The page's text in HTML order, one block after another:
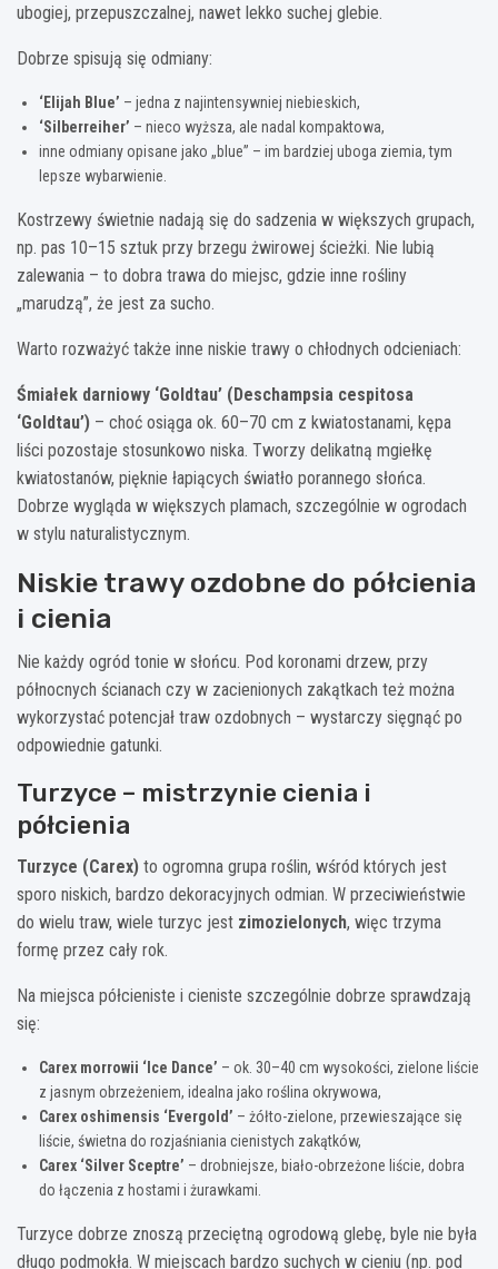
ubogiej, przepuszczalnej, nawet lekko suchej glebie.
Dobrze spisują się odmiany:
‘Elijah Blue’ – jedna z najintensywniej niebieskich,
‘Silberreiher’ – nieco wyższa, ale nadal kompaktowa,
inne odmiany opisane jako „blue” – im bardziej uboga ziemia, tym
lepsze wybarwienie.
Kostrzewy świetnie nadają się do sadzenia w większych grupach,
np. pas 10–15 sztuk przy brzegu żwirowej ścieżki. Nie lubią
zalewania – to dobra trawa do miejsc, gdzie inne rośliny
„marudzą”, że jest za sucho.
Warto rozważyć także inne niskie trawy o chłodnych odcieniach:
Śmiałek darniowy ‘Goldtau’ (Deschampsia cespitosa
‘Goldtau’) – choć osiąga ok. 60–70 cm z kwiatostanami, kępa
liści pozostaje stosunkowo niska. Tworzy delikatną mgiełkę
kwiatostanów, pięknie łapiących światło porannego słońca.
Dobrze wygląda w większych plamach, szczególnie w ogrodach
w stylu naturalistycznym.
Niskie trawy ozdobne do półcienia
i cienia
Nie każdy ogród tonie w słońcu. Pod koronami drzew, przy
północnych ścianach czy w zacienionych zakątkach też można
wykorzystać potencjał traw ozdobnych – wystarczy sięgnąć po
odpowiednie gatunki.
Turzyce – mistrzynie cienia i
półcienia
Turzyce (Carex) to ogromna grupa roślin, wśród których jest
sporo niskich, bardzo dekoracyjnych odmian. W przeciwieństwie
do wielu traw, wiele turzyc jest zimozielonych, więc trzyma
formę przez cały rok.
Na miejsca półcieniste i cieniste szczególnie dobrze sprawdzają
się:
Carex morrowii ‘Ice Dance’ – ok. 30–40 cm wysokości, zielone liście
z jasnym obrzeżeniem, idealna jako roślina okrywowa,
Carex oshimensis ‘Evergold’ – żółto-zielone, przewieszające się
liście, świetna do rozjaśniania cienistych zakątków,
Carex ‘Silver Sceptre’ – drobniejsze, biało-obrzeżone liście, dobra
do łączenia z hostami i żurawkami.
Turzyce dobrze znoszą przeciętną ogrodową glebę, byle nie była
długo podmokła. W miejscach bardzo suchych w cieniu (np. pod